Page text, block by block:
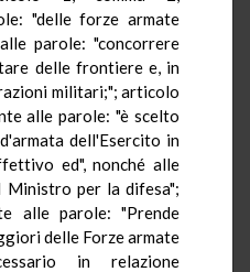
"delle forze armate
parole: "concorrere
delle frontiere e, in
militari;"; articolo
alle parole: "è scelto
dell'Esercito in
ed", nonché alle
Ministro per la difesa";
alle parole: "Prende
delle Forze armate
in relazione